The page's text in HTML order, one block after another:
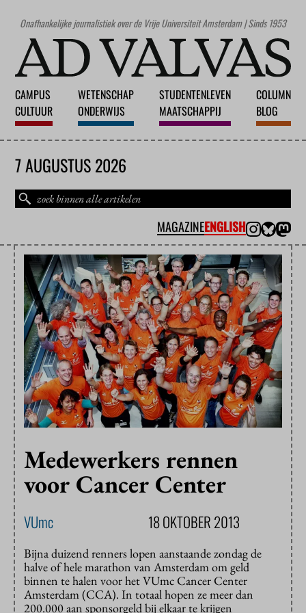
Onafhankelijke journalistiek over de Vrije Universiteit Amsterdam | Sinds 1953
CAMPUS
CULTUUR
WETENSCHAP
ONDERWIJS
STUDENTENLEVEN
MAATSCHAPPIJ
COLUMN
BLOG
7 AUGUSTUS 2026
MAGAZINEENGLISH
Medewerkers rennen
voor Cancer Center
VUmc 18 OKTOBER 2013
Bijna duizend renners lopen aanstaande zondag de
halve of hele marathon van Amsterdam om geld
binnen te halen voor het VUmc Cancer Center
Amsterdam (CCA). In totaal hopen ze meer dan
200.000 aan sponsorgeld bij elkaar te krijgen